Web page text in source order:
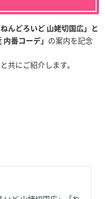
ねんどろいど 山姥切国広」と
内番コーデ」 の案内を記念
共にご紹介します。